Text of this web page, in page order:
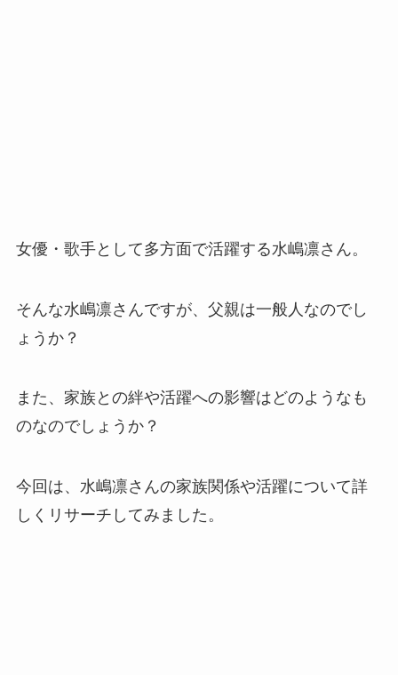
女優・歌手として多方面で活躍する水嶋凛さん。
そんな水嶋凛さんですが、父親は一般人なのでし
ょうか？
また、家族との絆や活躍への影響はどのようなも
のなのでしょうか？
今回は、水嶋凛さんの家族関係や活躍について詳
しくリサーチしてみました。